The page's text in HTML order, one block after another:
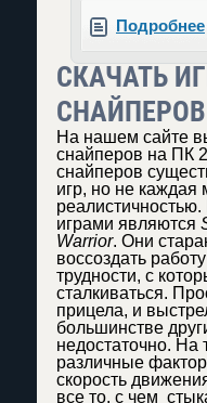
Подробнее
СКАЧАТЬ
На нашем сайте
снайперов на ПК
снайперов
игр, но не каждая
играми являются
Warrior. Они
воссоздать
трудности, с
сталкиваться.
прицела, и
большинстве
недостаточно. На
различные
скорость
все то, с чем